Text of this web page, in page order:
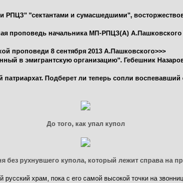
РПЦЗ" "сектантами и сумасшедшими",
проповедь начальника МП-РПЦЗ(А)
проповеди 8 сентября 2013 А.Пашковского>>>
в эмигрантскую организацию". Гебешник
Подберет ли теперь сопли
До того, как упал купол
без рухнувшего купола, который лежит справа на
храм, пока с его самой высокой точки на